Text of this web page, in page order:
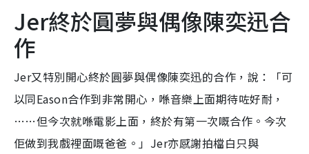
Jer終於圓夢與偶像陳奕迅合
作
Jer又特別開心終於圓夢與偶像陳奕迅的合作，說：「可
以同Eason合作到非常開心，喺音樂上面期待咗好耐，
……但今次就喺電影上面，終於有第一次嘅合作。今次
佢做到我戲裡面嘅爸爸。」Jer亦感謝拍檔白只與